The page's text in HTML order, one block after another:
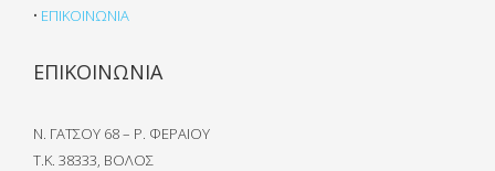
• ΕΠΙΚΟΙΝΩΝΙΑ
ΕΠΙΚΟΙΝΩΝΙΑ
Ν. ΓΑΤΣΟΥ 68 – Ρ. ΦΕΡΑΙΟΥ
Τ.Κ. 38333, ΒΟΛΟΣ